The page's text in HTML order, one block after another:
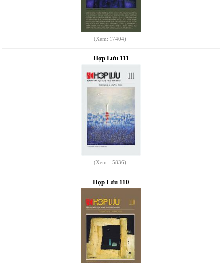
(Xem: 17404)
Hợp Lưu 111
(Xem: 15836)
Hợp Lưu 110